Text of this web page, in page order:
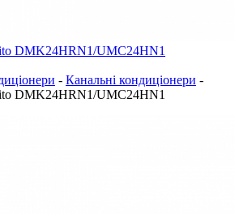
DMK24HRN1/UMC24HN1
- Канальні кондиціонери -
DMK24HRN1/UMC24HN1